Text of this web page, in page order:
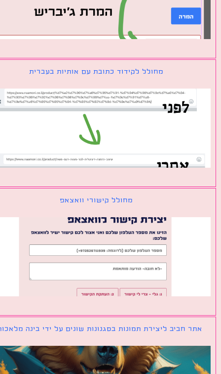
מחולל לקידוד כתובת עם אותיות בעברית
מחולל קישורי וואצאפ
חביב ליצירת תמונות בסגנונות שונים על ידי בינה מלאכותית